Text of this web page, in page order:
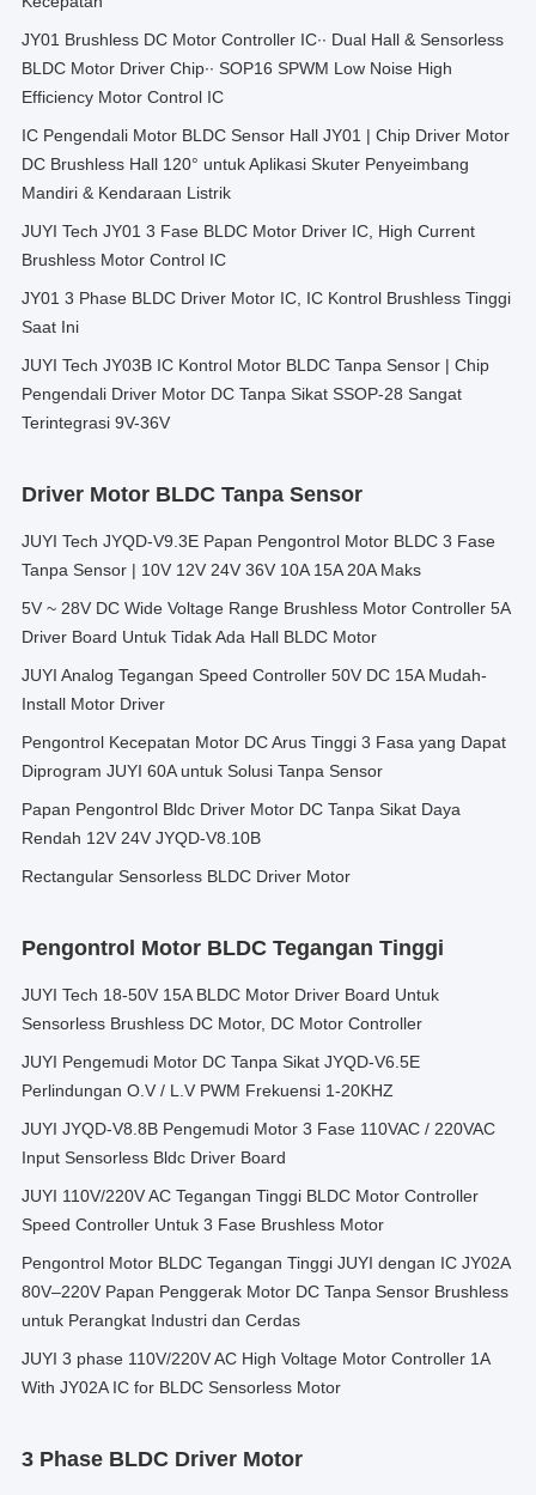
JY01 Brushless DC Motor Controller IC∙∙ Dual Hall & Sensorless
BLDC Motor Driver Chip∙∙ SOP16 SPWM Low Noise High
Efficiency Motor Control IC
IC Pengendali Motor BLDC Sensor Hall JY01 | Chip Driver Motor
DC Brushless Hall 120° untuk Aplikasi Skuter Penyeimbang
Mandiri & Kendaraan Listrik
JUYI Tech JY01 3 Fase BLDC Motor Driver IC, High Current
Brushless Motor Control IC
JY01 3 Phase BLDC Driver Motor IC, IC Kontrol Brushless Tinggi
Saat Ini
JUYI Tech JY03B IC Kontrol Motor BLDC Tanpa Sensor | Chip
Pengendali Driver Motor DC Tanpa Sikat SSOP-28 Sangat
Terintegrasi 9V-36V
Driver Motor BLDC Tanpa Sensor
JUYI Tech JYQD-V9.3E Papan Pengontrol Motor BLDC 3 Fase
Tanpa Sensor | 10V 12V 24V 36V 10A 15A 20A Maks
5V ~ 28V DC Wide Voltage Range Brushless Motor Controller 5A
Driver Board Untuk Tidak Ada Hall BLDC Motor
JUYI Analog Tegangan Speed Controller 50V DC 15A Mudah-
Install Motor Driver
Pengontrol Kecepatan Motor DC Arus Tinggi 3 Fasa yang Dapat
Diprogram JUYI 60A untuk Solusi Tanpa Sensor
Papan Pengontrol Bldc Driver Motor DC Tanpa Sikat Daya
Rendah 12V 24V JYQD-V8.10B
Rectangular Sensorless BLDC Driver Motor
Pengontrol Motor BLDC Tegangan Tinggi
JUYI Tech 18-50V 15A BLDC Motor Driver Board Untuk
Sensorless Brushless DC Motor, DC Motor Controller
JUYI Pengemudi Motor DC Tanpa Sikat JYQD-V6.5E
Perlindungan O.V / L.V PWM Frekuensi 1-20KHZ
JUYI JYQD-V8.8B Pengemudi Motor 3 Fase 110VAC / 220VAC
Input Sensorless Bldc Driver Board
JUYI 110V/220V AC Tegangan Tinggi BLDC Motor Controller
Speed Controller Untuk 3 Fase Brushless Motor
Pengontrol Motor BLDC Tegangan Tinggi JUYI dengan IC JY02A
80V–220V Papan Penggerak Motor DC Tanpa Sensor Brushless
untuk Perangkat Industri dan Cerdas
JUYI 3 phase 110V/220V AC High Voltage Motor Controller 1A
With JY02A IC for BLDC Sensorless Motor
3 Phase BLDC Driver Motor